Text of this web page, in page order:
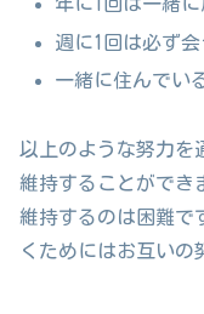
年に1回は一緒
週に1回は必ず会
一緒に住んでい
以上のような努力を
維持することができ
維持するのは困難で
くためにはお互いの